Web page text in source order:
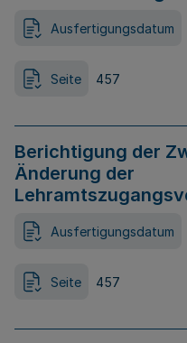
Ausfertigungsdatum
Seite 457
Berichtigung der
Änderung der
Ausfertigungsdatum
Seite 457